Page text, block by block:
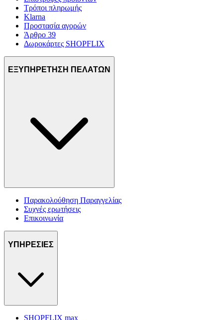
Τρόποι πληρωμής
Klarna
Προστασία αγορών
Άρθρο 39
Δωροκάρτες SHOPFLIX
ΕΞΥΠΗΡΕΤΗΣΗ ΠΕΛΑΤΩΝ
Παρακολούθηση Παραγγελίας
Συχνές ερωτήσεις
Επικοινωνία
ΥΠΗΡΕΣΙΕΣ
SHOPFLIX max